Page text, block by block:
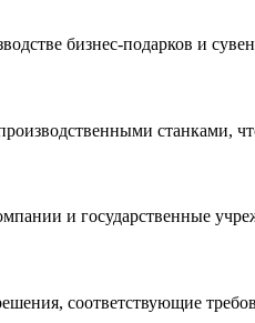
бизнес-подарков и
станками,
и государственные
соответствующие